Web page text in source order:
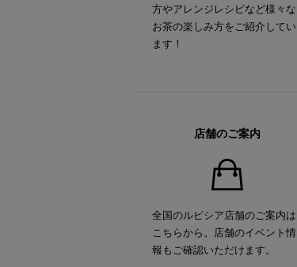
方やアレンジレシピなど様々な
お茶の楽しみ方をご紹介してい
ます！
店舗のご案内
全国のルピシア店舗のご案内は
こちらから。店舗のイベント情
報もご確認いただけます。